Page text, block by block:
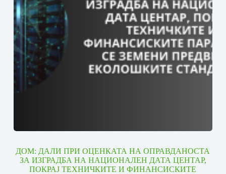
ДОМ: ДАЛИ ПРИ ОЦЕНКАТА НА ОПРАВДАНОСТА
ЗА ИЗГРАДБА НА НАЦИОНАЛЕН ДАТА ЦЕНТАР,
ПОКРАЈ ТЕХНИЧКИТЕ И ФИНАНСИСКИТЕ